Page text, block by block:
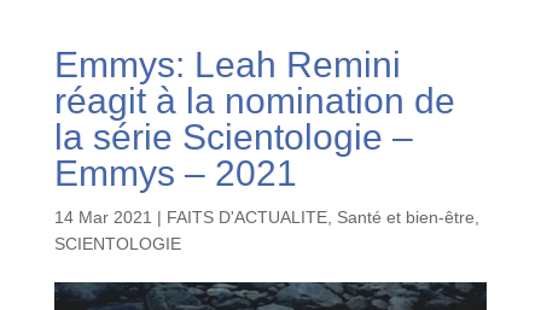
Emmys: Leah Remini
réagit à la nomination de
la série Scientologie –
Emmys – 2021
14 Mar 2021 | FAITS D'ACTUALITE, Santé et bien-être
SCIENTOLOGIE